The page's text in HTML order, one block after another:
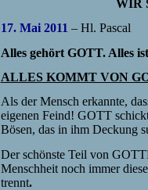
WIR
17. Mai 2011 – Hl. Pascal
Alles gehört GOTT. Alles
ALLES KOMMT VON
Als der Mensch erkannte,
eigenen Feind! GOTT
Bösen, das in ihm Deckung
Der schönste Teil von
Menschheit noch immer
trennt.